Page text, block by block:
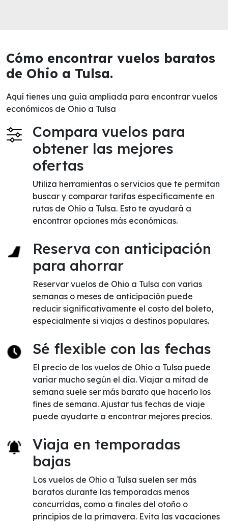
Cómo encontrar vuelos baratos
de Ohio a Tulsa.
Aquí tienes una guía ampliada para encontrar vuelos
económicos de Ohio a Tulsa
Compara vuelos para
obtener las mejores
ofertas
Utiliza herramientas o servicios que te permitan
buscar y comparar tarifas específicamente en
rutas de Ohio a Tulsa. Esto te ayudará a
encontrar opciones más económicas.
Reserva con anticipación
para ahorrar
Reservar vuelos de Ohio a Tulsa con varias
semanas o meses de anticipación puede
reducir significativamente el costo del boleto,
especialmente si viajas a destinos populares.
Sé flexible con las fechas
El precio de los vuelos de Ohio a Tulsa puede
variar mucho según el día. Viajar a mitad de
semana suele ser más barato que hacerlo los
fines de semana. Ajustar tus fechas de viaje
puede ayudarte a encontrar mejores precios.
Viaja en temporadas
bajas
Los vuelos de Ohio a Tulsa suelen ser más
baratos durante las temporadas menos
concurridas, como a finales del otoño o
principios de la primavera. Evita las vacaciones